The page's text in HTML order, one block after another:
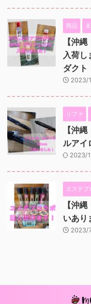
商品
【沖
入荷し
ダクト
2023/
リファ
【沖
ルアイ
2023/
エステプ
【沖
いあり
2023/